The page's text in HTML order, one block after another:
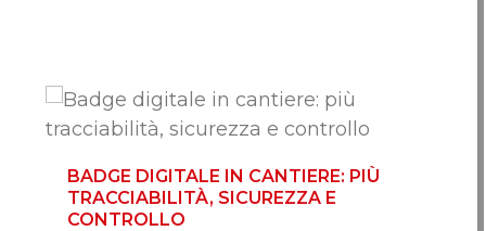
BADGE DIGITALE IN CANTIERE: PIÙ
TRACCIABILITÀ, SICUREZZA E
CONTROLLO